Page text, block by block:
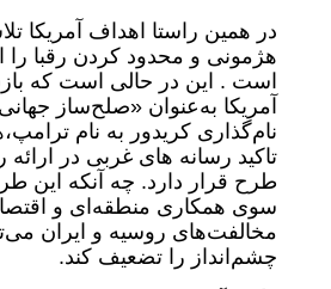
در همین راستا اهداف آمریکا
هژمونی و محدود کردن رقبا را
است . این در حالی است که
آمریکا به‌عنوان «صلح‌ساز
نام‌گذاری کریدور به نام
تاکید رسانه های غربی در ارائه
طرح قرار دارد. چه آنکه این
سوی همکاری منطقه‌ای و
مخالفت‌های روسیه و ایران
چشم‌انداز را تضعیف کند.